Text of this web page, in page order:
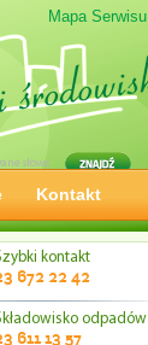
Mapa Serwisu
Kontakt
kontakt
672 22 42
odpadów
611 13 57